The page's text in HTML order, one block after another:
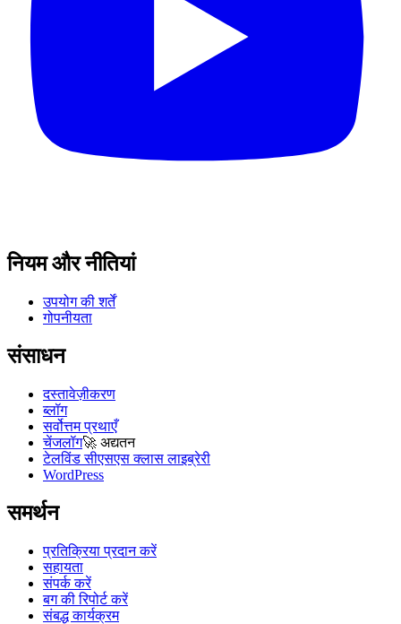
नियम और नीतियां
उपयोग की शर्तें
गोपनीयता
संसाधन
दस्तावेज़ीकरण
ब्लॉग
सर्वोत्तम प्रथाएँ
चेंजलॉग🚀 अद्यतन
टेलविंड सीएसएस क्लास लाइब्रेरी
WordPress
समर्थन
प्रतिक्रिया प्रदान करें
सहायता
संपर्क करें
बग की रिपोर्ट करें
संबद्ध कार्यक्रम